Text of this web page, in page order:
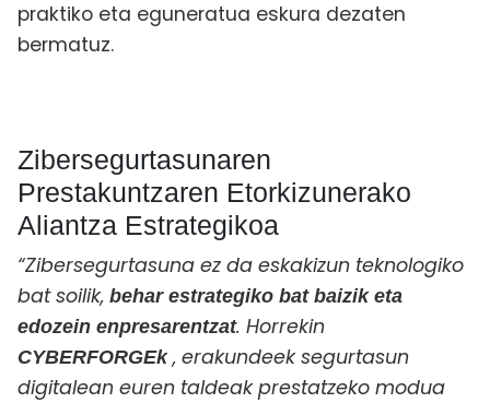
praktiko eta eguneratua eskura dezaten
bermatuz.
Zibersegurtasunaren
Prestakuntzaren Etorkizunerako
Aliantza Estrategikoa
“Zibersegurtasuna ez da eskakizun teknologiko
bat soilik, behar estrategiko bat baizik eta
edozein enpresarentzat. Horrekin
CYBERFORGEk , erakundeek segurtasun
digitalean euren taldeak prestatzeko modua